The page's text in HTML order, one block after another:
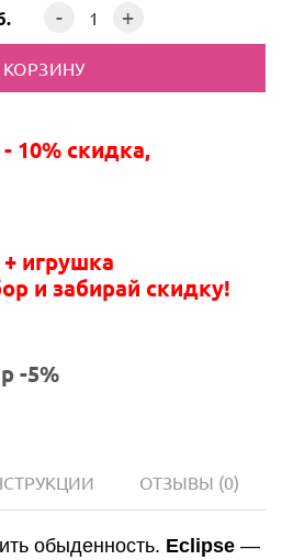
- +
10% скидка,
игрушка
и забирай скидку!
-5%
ОТЗЫВЫ (0)
обыденность. Eclipse —